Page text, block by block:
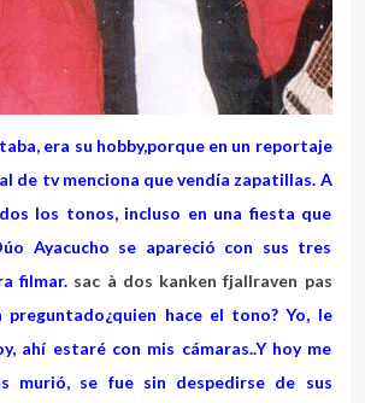
era su hobby,porque en un reportaje
de tv menciona que vendía zapatillas. A
los tonos, incluso en una fiesta que
Ayacucho se apareció con sus tres
filmar. sac à dos kanken fjallraven pas
hace el tono? Yo, le
ahí estaré con mis cámaras..Y hoy me
murió, se fue sin despedirse de sus